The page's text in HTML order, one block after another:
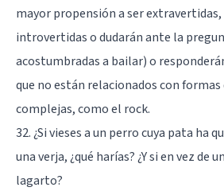
mayor propensión a ser
introvertidas o dudarán ante la
acostumbradas a bailar) o
que no están relacionados con
complejas, como el rock.
32. ¿Si vieses a un perro cuya pata ha
una verja, ¿qué harías? ¿Y si en vez de
lagarto?